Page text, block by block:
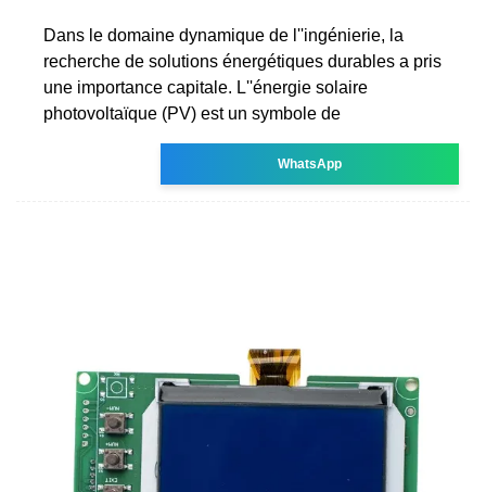
Dans le domaine dynamique de l''ingénierie, la
recherche de solutions énergétiques durables a pris
une importance capitale. L''énergie solaire
photovoltaïque (PV) est un symbole de
WhatsApp